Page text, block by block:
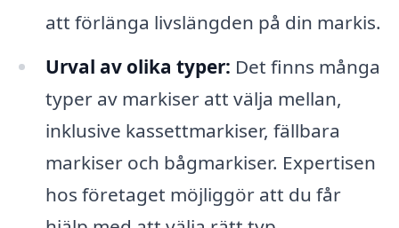
att förlänga livslängden på din markis.
Urval av olika typer: Det finns många
typer av markiser att välja mellan,
inklusive kassettmarkiser, fällbara
markiser och bågmarkiser. Expertisen
hos företaget möjliggör att du får